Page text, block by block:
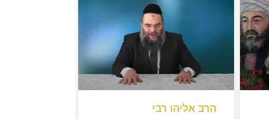
הרב אליהו רבי